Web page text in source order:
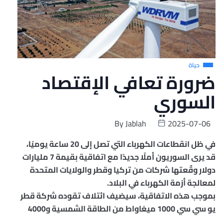
حياة
ضرورة تعافي الإقتصاد
السوري
ByJablah
2025-07-06
في ظل انقطاعات الكهرباء التي تصل إلى 20 ساعة يوميًا،
قد يرى السوريون أملًا جديدًا مع اتفاقية بقيمة 7 مليارات
دولار وقّعتها شركات من تركيا وقطر والولايات المتحدة
لمعالجة أزمة الكهرباء في البلاد.
بموجب هذه الاتفاقية، سيضيف ائتلاف تقوده شركة قطر
يو سي سي 1000 ميغاواط من الطاقة الشمسية و4000